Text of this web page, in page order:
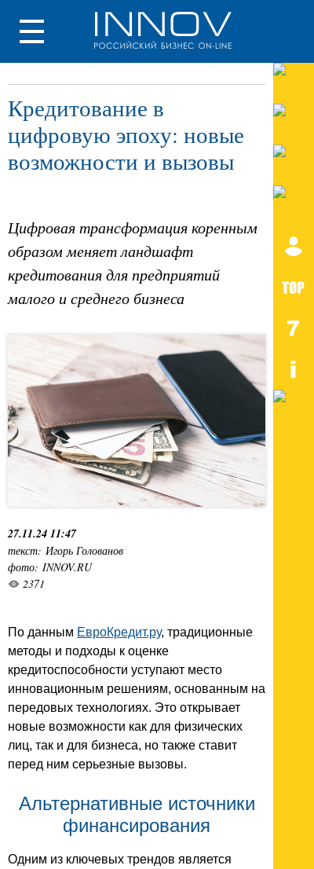
Кредитование в
цифровую эпоху: новые
возможности и вызовы
Цифровая трансформация коренным
образом меняет ландшафт
кредитования для предприятий
малого и среднего бизнеса
27.11.24 11:47
текст: Игорь Голованов
фото: INNOV.RU
2371
По данным ЕвроКредит.ру, традиционные
методы и подходы к оценке
кредитоспособности уступают место
инновационным решениям, основанным на
передовых технологиях. Это открывает
новые возможности как для физических
лиц, так и для бизнеса, но также ставит
перед ним серьезные вызовы.
Альтернативные источники
финансирования
Одним из ключевых трендов является